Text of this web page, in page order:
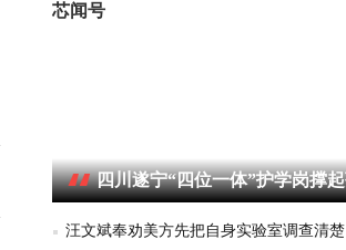
芯闻号
汪文斌奉劝美方先把自身实验室调查清楚